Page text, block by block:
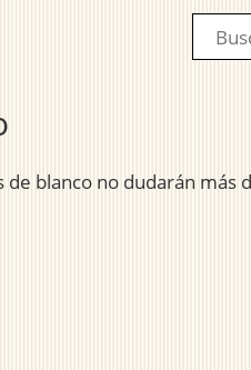
blanco no dudarán más